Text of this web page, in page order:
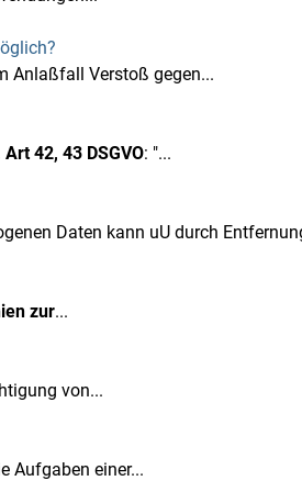
Anlaßfall Verstoß gegen...
42, 43 DSGVO: "...
Daten kann uU durch
zur...
von...
Aufgaben einer...